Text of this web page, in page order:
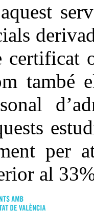
certificat
també
per
al